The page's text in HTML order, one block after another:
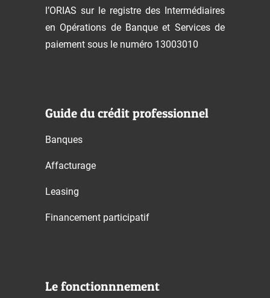
l’ORIAS sur le registre des Intermédiaires
en Opérations de Banque et Services de
paiement sous le numéro 13003010
Guide du crédit professionnel
Banques
Affacturage
Leasing
Financement participatif
Le fonctionnnement